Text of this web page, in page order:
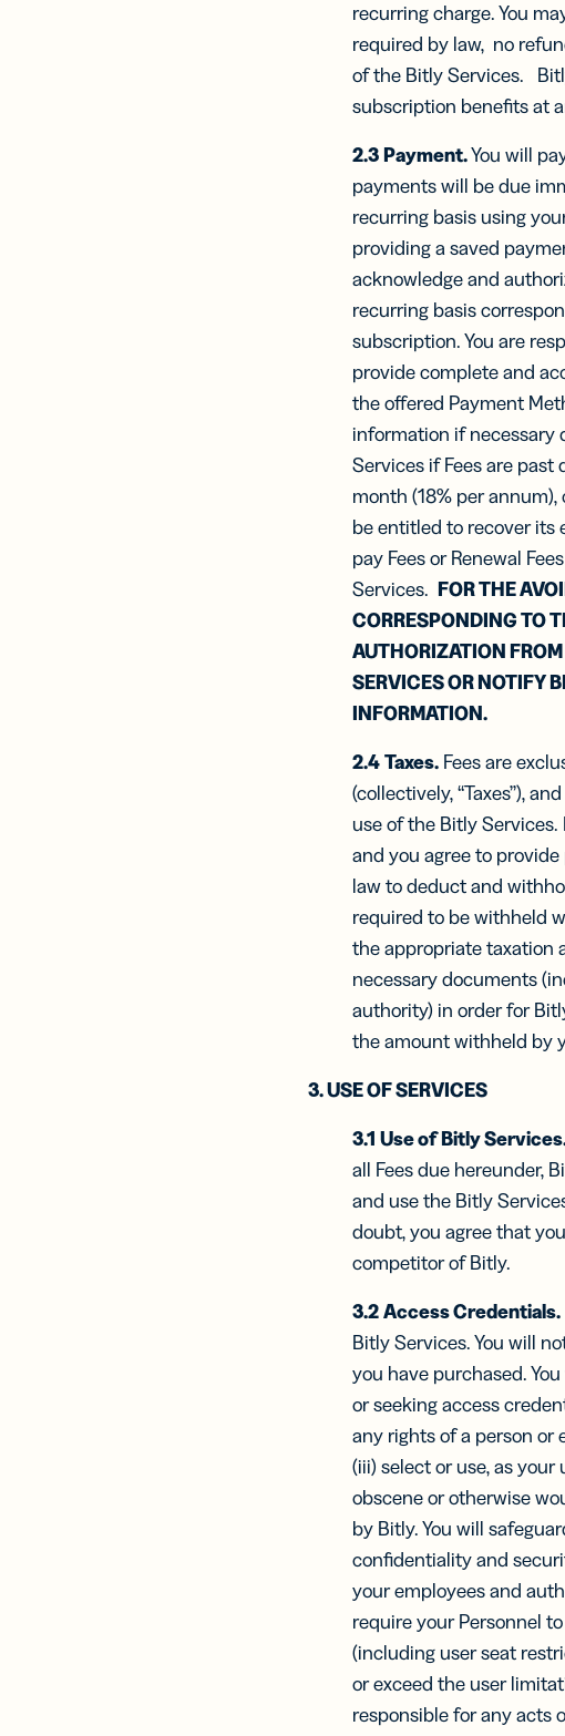
recurring charge. You
required by law, no
of the Bitly Services.
subscription benefits at
2.3 Payment.You will
payments will be due
recurring basis using
providing a saved
acknowledge and
recurring basis
subscription. You are
provide complete and
the offered Payment
information if necessary
Services if Fees are past
month (18% per
be entitled to recover its
pay Fees or Renewal
Services. FOR THE
CORRESPONDING TO
AUTHORIZATION
SERVICES OR NOTIFY
INFORMATION.
2.4 Taxes.Fees are
(collectively, “Taxes”),
use of the Bitly
and you agree to
law to deduct and
required to be withheld
the appropriate taxation
necessary documents
authority) in order for
the amount withheld by
3. USE OF SERVICES
3.1 Use of Bitly
all Fees due hereunder,
and use the Bitly
doubt, you agree that
competitor of Bitly.
3.2 Access Credentials.
Bitly Services. You will
you have purchased.
or seeking access
any rights of a person
(iii) select or use, as
obscene or otherwise
by Bitly. You will
confidentiality and
your employees and
require your Personnel
(including user seat
or exceed the user
responsible for any acts